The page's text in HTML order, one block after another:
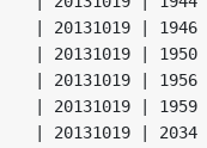
| 20131019 |
| 20131019 |
| 20131019 |
| 20131019 |
| 20131019 |